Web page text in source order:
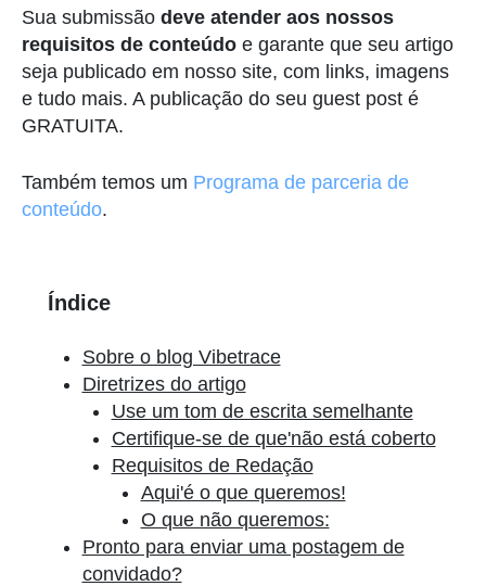
Sua submissão deve atender aos nossos
requisitos de conteúdo e garante que seu artigo
seja publicado em nosso site, com links, imagens
e tudo mais. A publicação do seu guest post é
GRATUITA.
Também temos um Programa de parceria de
conteúdo.
Índice
Sobre o blog Vibetrace
Diretrizes do artigo
Use um tom de escrita semelhante
Certifique-se de que'não está coberto
Requisitos de Redação
Aqui'é o que queremos!
O que não queremos:
Pronto para enviar uma postagem de
convidado?